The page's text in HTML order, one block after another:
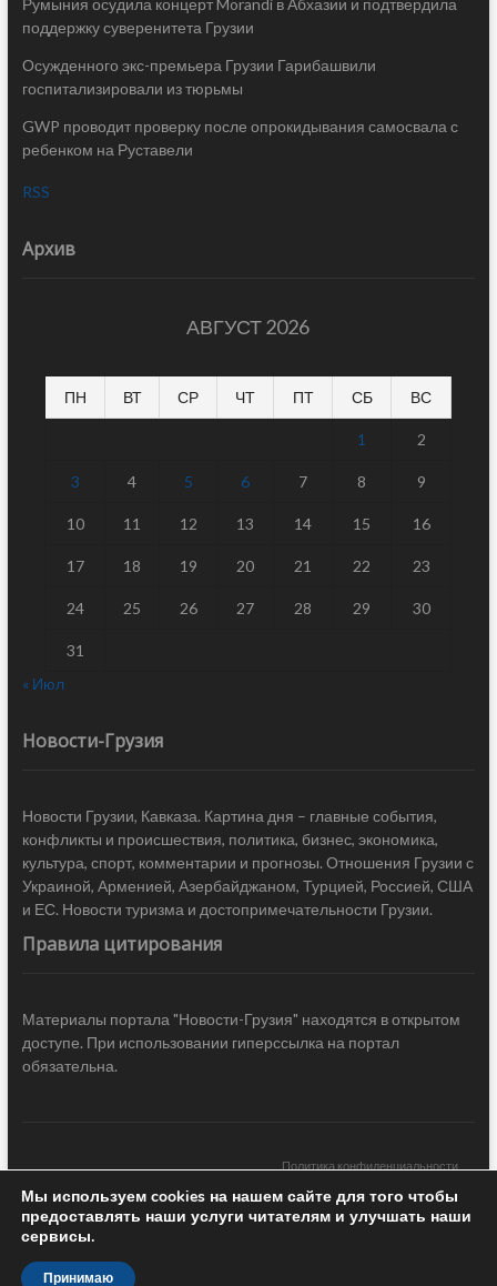
Румыния осудила концерт Morandi в Абхазии и подтвердила
поддержку суверенитета Грузии
Осужденного экс-премьера Грузии Гарибашвили
госпитализировали из тюрьмы
GWP проводит проверку после опрокидывания самосвала с
ребенком на Руставели
RSS
Архив
АВГУСТ 2026
ПН ВТ СР ЧТ ПТ СБ ВС
1 2
3 4 5 6 7 8 9
10 11 12 13 14 15 16
17 18 19 20 21 22 23
24 25 26 27 28 29 30
31
« Июл
Новости-Грузия
Новости Грузии, Кавказа. Картина дня – главные события,
конфликты и происшествия, политика, бизнес, экономика,
культура, спорт, комментарии и прогнозы. Отношения Грузии с
Украиной, Арменией, Азербайджаном, Турцией, Россией, США
и ЕС. Новости туризма и достопримечательности Грузии.
Правила цитирования
Материалы портала "Новости-Грузия" находятся в открытом
доступе. При использовании гиперссылка на портал
обязательна.
Политика конфиденциальности
Новости Грузии| Black Sea Press LTD © 2020 All Rights Reserved /
Design & development —
Мы используем cookies на нашем сайте для того чтобы
предоставлять наши услуги читателям и улучшать наши
сервисы.
Принимаю